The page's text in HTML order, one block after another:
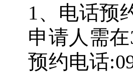
1、电话预
申请人需
预约电话